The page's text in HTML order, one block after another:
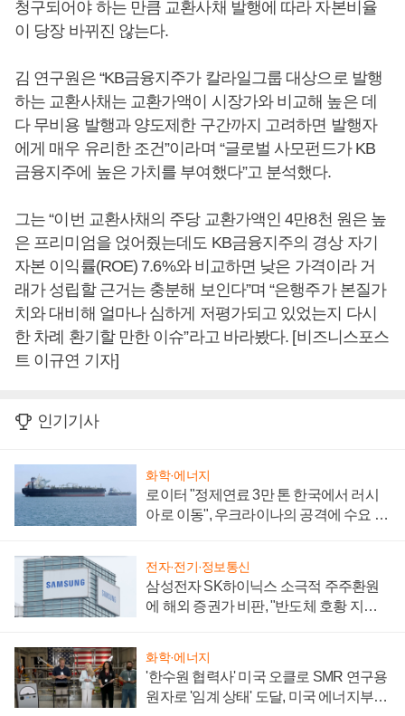
청구되어야 하는 만큼 교환사채 발행에 따라 자본비율
이 당장 바뀌진 않는다.
김 연구원은 “KB금융지주가 칼라일그룹 대상으로 발행
하는 교환사채는 교환가액이 시장가와 비교해 높은 데
다 무비용 발행과 양도제한 구간까지 고려하면 발행자
에게 매우 유리한 조건”이라며 “글로벌 사모펀드가 KB
금융지주에 높은 가치를 부여했다”고 분석했다.
그는 “이번 교환사채의 주당 교환가액인 4만8천 원은 높
은 프리미엄을 얹어줬는데도 KB금융지주의 경상 자기
자본 이익률(ROE) 7.6%와 비교하면 낮은 가격이라 거
래가 성립할 근거는 충분해 보인다”며 “은행주가 본질가
치와 대비해 얼마나 심하게 저평가되고 있었는지 다시
한 차례 환기할 만한 이슈”라고 바라봤다. [비즈니스포스
트 이규연 기자]
인기기사
화학·에너지
로이터 "정제연료 3만 톤 한국에서 러시
아로 이동", 우크라이나의 공격에 수요 늘
전자·전기·정보통신
삼성전자 SK하이닉스 소극적 주주환원
에 해외 증권가 비판, "반도체 호황 지속
화학·에너지
'한수원 협력사' 미국 오클로 SMR 연구용
원자로 '임계 상태' 도달, 미국 에너지부